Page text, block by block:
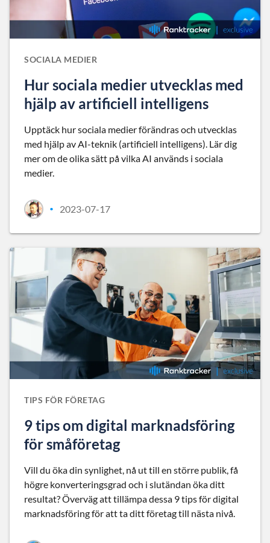
SOCIALA MEDIER
Hur sociala medier utvecklas med
hjälp av artificiell intelligens
Upptäck hur sociala medier förändras och utvecklas
med hjälp av AI-teknik (artificiell intelligens). Lär dig
mer om de olika sätt på vilka AI används i sociala
medier.
• 2023-07-17
TIPS FÖR FÖRETAG
9 tips om digital marknadsföring
för småföretag
Vill du öka din synlighet, nå ut till en större publik, få
högre konverteringsgrad och i slutändan öka ditt
resultat? Överväg att tillämpa dessa 9 tips för digital
marknadsföring för att ta ditt företag till nästa nivå.